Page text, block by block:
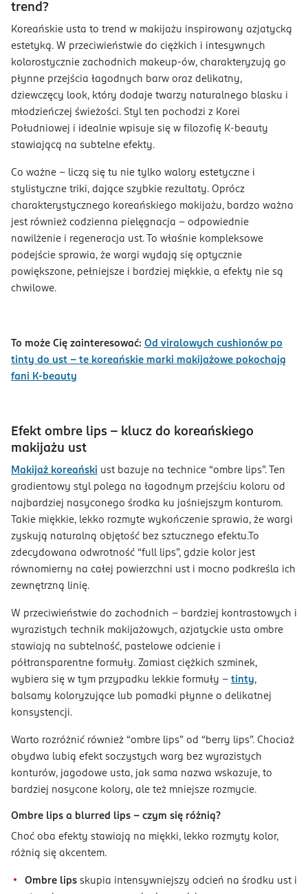
trend?
Koreańskie usta to trend w makijażu inspirowany azjatycką
estetyką. W przeciwieństwie do ciężkich i intesywnych
kolorostycznie zachodnich makeup-ów, charakteryzują go
płynne przejścia łagodnych barw oraz delikatny,
dziewczęcy look, który dodaje twarzy naturalnego blasku i
młodzieńczej świeżości. Styl ten pochodzi z Korei
Południowej i idealnie wpisuje się w filozofię K-beauty
stawiającą na subtelne efekty.
Co ważne – liczą się tu nie tylko walory estetyczne i
stylistyczne triki, dające szybkie rezultaty. Oprócz
charakterystycznego koreańskiego makijażu, bardzo ważna
jest również codzienna pielęgnacja – odpowiednie
nawilżenie i regeneracja ust. To właśnie kompleksowe
podejście sprawia, że wargi wydają się optycznie
powiększone, pełniejsze i bardziej miękkie, a efekty nie są
chwilowe.
To może Cię zainteresować: Od viralowych cushionów po
tinty do ust – te koreańskie marki makijażowe pokochają
fani K-beauty
Efekt ombre lips – klucz do koreańskiego
makijażu ust
Makijaż koreański ust bazuje na technice “ombre lips”. Ten
gradientowy styl polega na łagodnym przejściu koloru od
najbardziej nasyconego środka ku jaśniejszym konturom.
Takie miękkie, lekko rozmyte wykończenie sprawia, że wargi
zyskują naturalną objętość bez sztucznego efektu.To
zdecydowana odwrotność “full lips”, gdzie kolor jest
równomierny na całej powierzchni ust i mocno podkreśla ich
zewnętrzną linię.
W przeciwieństwie do zachodnich – bardziej kontrastowych i
wyrazistych technik makijażowych, azjatyckie usta ombre
stawiają na subtelność, pastelowe odcienie i
półtransparentne formuły. Zamiast ciężkich szminek,
wybiera się w tym przypadku lekkie formuły – tinty,
balsamy koloryzujące lub pomadki płynne o delikatnej
konsystencji.
Warto rozróżnić również “ombre lips” od “berry lips”. Chociaż
obydwa lubią efekt soczystych warg bez wyrazistych
konturów, jagodowe usta, jak sama nazwa wskazuje, to
bardziej nasycone kolory, ale też mniejsze rozmycie.
Ombre lips a blurred lips - czym się różnią?
Choć oba efekty stawiają na miękki, lekko rozmyty kolor,
różnią się akcentem.
Ombre lips skupia intensywniejszy odcień na środku ust i